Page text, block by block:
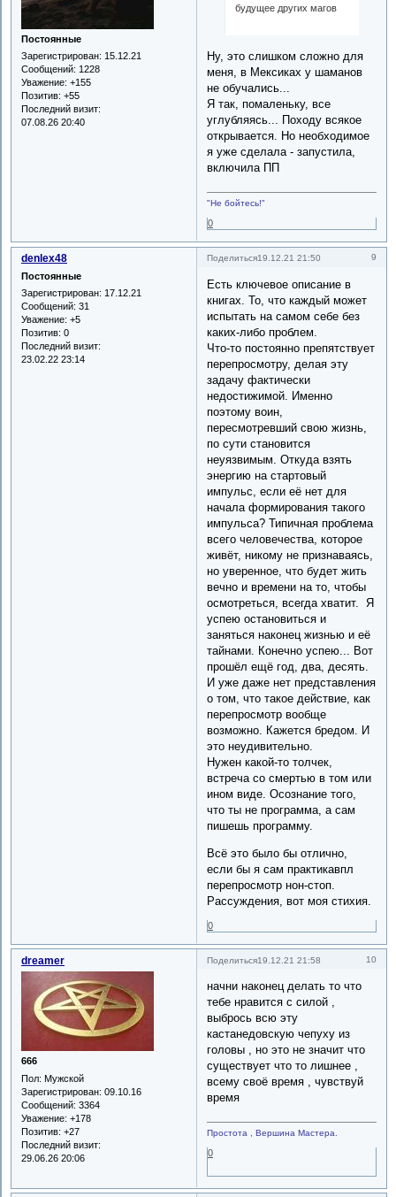
Постоянные
Зарегистрирован: 15.12.21
Сообщений: 1228
Уважение: +155
Позитив: +55
Последний визит:
07.08.26 20:40
будущее других магов
Ну, это слишком сложно для
меня, в Мексиках у шаманов
не обучались...
Я так, помаленьку, все
углубляясь... Походу всякое
открывается. Но необходимое
я уже сделала - запустила,
включила ПП
"Не бойтесь!"
0
Поделиться 9
19.12.21 21:50
denlex48
Постоянные
Зарегистрирован: 17.12.21
Сообщений: 31
Уважение: +5
Позитив: 0
Последний визит:
23.02.22 23:14
Есть ключевое описание в
книгах. То, что каждый может
испытать на самом себе без
каких-либо проблем.
Что-то постоянно препятствует
перепросмотру, делая эту
задачу фактически
недостижимой. Именно
поэтому воин,
пересмотревший свою жизнь,
по сути становится
неуязвимым. Откуда взять
энергию на стартовый
импульс, если её нет для
начала формирования такого
импульса? Типичная проблема
всего человечества, которое
живёт, никому не признаваясь,
но уверенное, что будет жить
вечно и времени на то, чтобы
осмотреться, всегда хватит. Я
успею остановиться и
заняться наконец жизнью и её
тайнами. Конечно успею... Вот
прошёл ещё год, два, десять.
И уже даже нет представления
о том, что такое действие, как
перепросмотр вообще
возможно. Кажется бредом. И
это неудивительно.
Нужен какой-то толчек,
встреча со смертью в том или
ином виде. Осознание того,
что ты не программа, а сам
пишешь программу.
Всё это было бы отлично,
если бы я сам практикавпл
перепросмотр нон-стоп.
Рассуждения, вот моя стихия.
0
Поделиться 10
19.12.21 21:58
dreamer
666
Пол: Мужской
Зарегистрирован: 09.10.16
Сообщений: 3364
Уважение: +178
Позитив: +27
Последний визит:
29.06.26 20:06
начни наконец делать то что
тебе нравится с силой ,
выбрось всю эту
кастанедовскую чепуху из
головы , но это не значит что
существует что то лишнее ,
всему своё время , чувствуй
время
Простота , Вершина Мастера.
0